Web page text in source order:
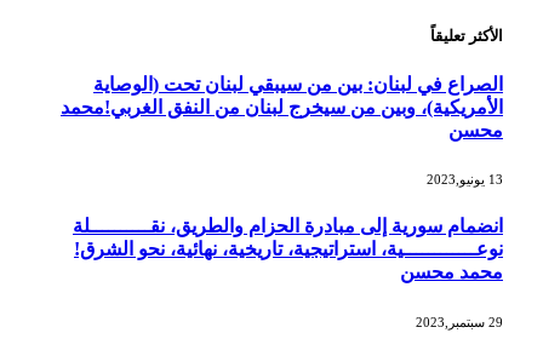
الأكثر تعليقاً
الصراع في لبنان: بين من سيبقي لبنان تحت (الوصاية
الأمريكية)، وبين من سيخرج لبنان من النفق الغربي!محمد
محسن
13 يونيو,2023
انضمام سورية إلى مبادرة الحزام والطريق، نقــــــــــلة
نوعــــــــــــية، استراتيجية، تاريخية، نهائية، نحو الشرق!
محمد محسن
29 سبتمبر,2023